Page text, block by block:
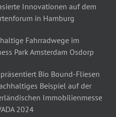
Innovationen auf dem
in Hamburg
Fahrradwege im
Park Amsterdam Osdorp
Bio Bound-Fliesen
Beispiel auf der
Immobilienmesse
2024